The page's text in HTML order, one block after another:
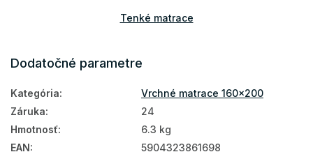
Tenké matrace
Matrace na sedenie
Matrace na gauč
Matrace na váľandu
160x200
Dodatočné parametre
Kategória:
Vrchné matrace 160x200
Záruka:
24
Hmotnosť:
6.3 kg
EAN:
5904323861698